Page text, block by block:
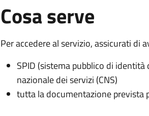
Cosa serve
Per accedere al servizio, assicurati di
SPID (sistema pubblico di
nazionale dei servizi (CNS)
tutta la documentazione prevista